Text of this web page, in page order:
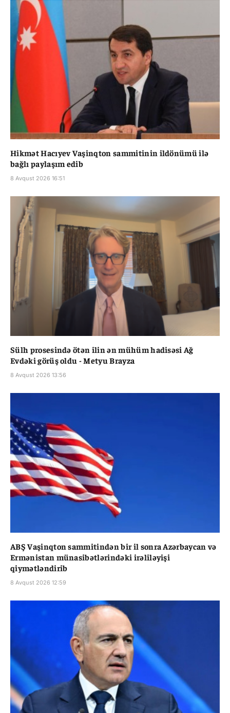
Hikmət Hacıyev Vaşinqton sammitinin ildönümü ilə
bağlı paylaşım edib
8 Avqust 2026 16:51
Sülh prosesində ötən ilin ən mühüm hadisəsi Ağ
Evdəki görüş oldu - Metyu Brayza
8 Avqust 2026 13:56
ABŞ Vaşinqton sammitindən bir il sonra Azərbaycan və
Ermənistan münasibətlərindəki irəliləyişi
qiymətləndirib
8 Avqust 2026 12:59